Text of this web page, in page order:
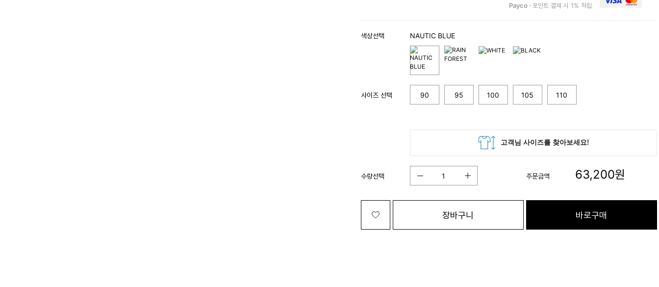
Payco · 포인트 결제 시 1% 적립
색상선택 NAUTIC BLUE
사이즈 선택 90 95 100 105 110
수량선택 주문금액 63,200원
장바구니 바로구매